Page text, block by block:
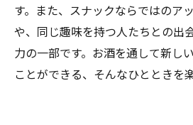
す。また、スナックならではのア
や、同じ趣味を持つ人たちとの出
力の一部です。お酒を通して新し
ことができる、そんなひとときを